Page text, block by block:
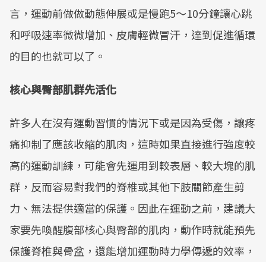
言，運動前做做動態伸展或是慢跑5～10分鐘讓心跳
和呼吸速率微微增加、皮膚輕微冒汗，達到促進循環
的目的也就可以了。
核心與臀部肌群先活化
許多人在沒有運動習慣的情況下或是因為受傷，讓疼
痛抑制了應該收縮的肌肉，這時如果直接進行強度較
高的運動訓練，可能會先運用到較表層、較大塊的肌
群，反而容易對我們的脊椎或其他下肢關節產生剪
力、無法提供適當的保護。因此在運動之前，建議大
家要先喚醒腹部核心與臀部的肌肉，動作時就能預先
保護脊椎與骨盆，還能增加運動時力學傳遞的效率，